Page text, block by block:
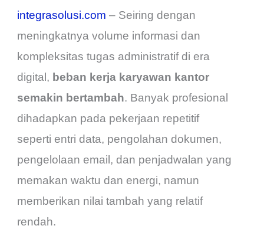
integrasolusi.com – Seiring dengan
meningkatnya volume informasi dan
kompleksitas tugas administratif di era
digital, beban kerja karyawan kantor
semakin bertambah. Banyak profesional
dihadapkan pada pekerjaan repetitif
seperti entri data, pengolahan dokumen,
pengelolaan email, dan penjadwalan yang
memakan waktu dan energi, namun
memberikan nilai tambah yang relatif
rendah.